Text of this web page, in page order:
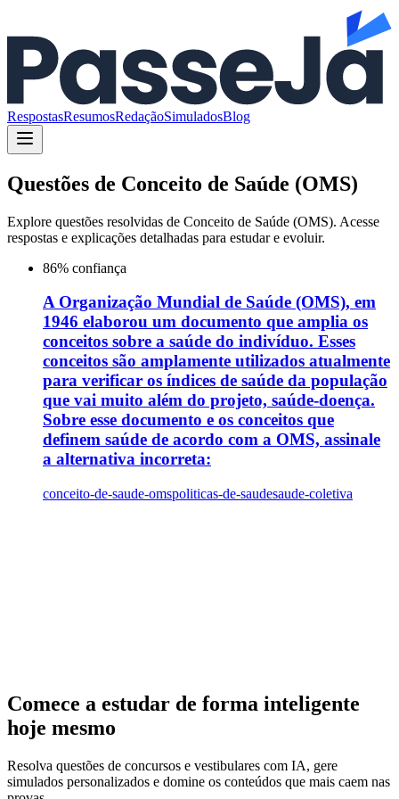
RespostasResumosRedaçãoSimuladosBlog
Questões de Conceito de Saúde (OMS)
Explore questões resolvidas de Conceito de Saúde (OMS). Acesse
respostas e explicações detalhadas para estudar e evoluir.
86% confiança
A Organização Mundial de Saúde (OMS), em
1946 elaborou um documento que amplia os
conceitos sobre a saúde do indivíduo. Esses
conceitos são amplamente utilizados atualmente
para verificar os índices de saúde da população
que vai muito além do projeto, saúde-doença.
Sobre esse documento e os conceitos que
definem saúde de acordo com a OMS, assinale
a alternativa incorreta:
conceito-de-saude-omspoliticas-de-saudesaude-coletiva
Comece a estudar de forma inteligente
hoje mesmo
Resolva questões de concursos e vestibulares com IA, gere
simulados personalizados e domine os conteúdos que mais caem nas